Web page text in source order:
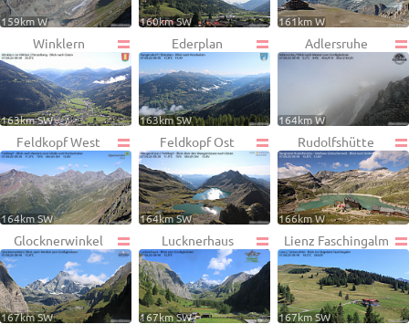
159km W 160km SW 161km W
Winklern
163km SW
Ederplan
163km SW
Adlersruhe
164km W
Feldkopf West
164km SW
Feldkopf Ost
164km SW
Rudolfshütte
166km W
Glocknerwinkel
167km SW
Lucknerhaus
167km SW
Lienz Faschingalm
167km SW